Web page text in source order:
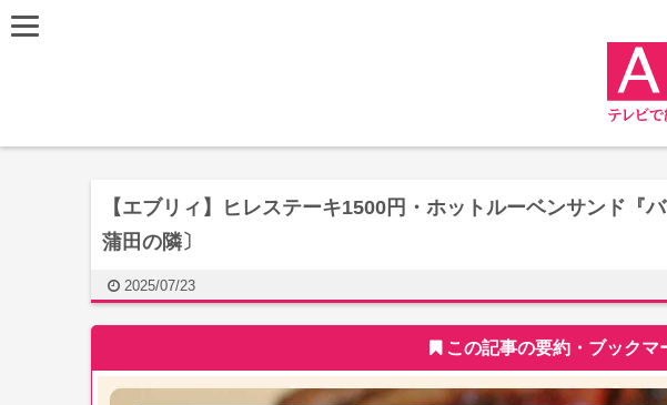
【エブリィ】ヒレステーキ1500円・ホットルーベンサンド『
蒲田の隣〕
2025/07/23
この記事の要約・ブックマ